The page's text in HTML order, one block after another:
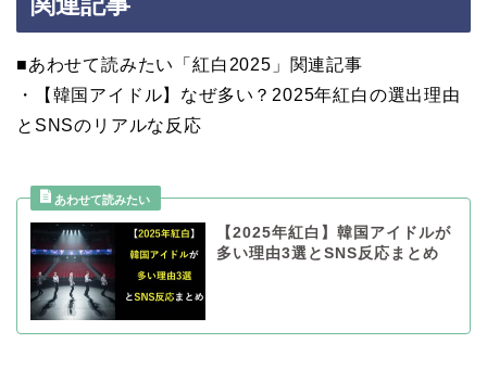
■あわせて読みたい「紅白2025」関連記事
・【韓国アイドル】なぜ多い？2025年紅白の選出理由
とSNSのリアルな反応
【2025年紅白】韓国アイドルが
多い理由3選とSNS反応まとめ